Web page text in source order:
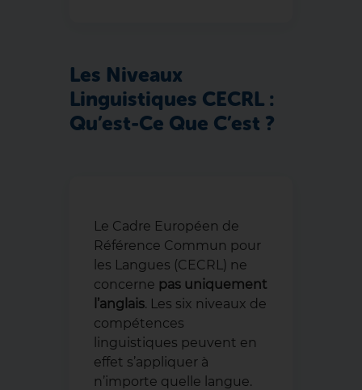
Les Niveaux
Linguistiques CECRL :
Qu’est-Ce Que C’est ?
Le Cadre Européen de
Référence Commun pour
les Langues (CECRL) ne
concerne pas uniquement
l’anglais. Les six niveaux de
compétences
linguistiques peuvent en
effet s’appliquer à
n’importe quelle langue.